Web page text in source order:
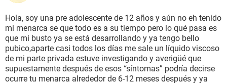
BIENESTAR
SEXUALIDAD
GLOSARIO
Hola, soy una pre adolescente de 12 años y aún no eh tenido
mi menarca se que todo es a su tiempo pero lo qué pasa es
que mi busto ya se está desarrollando y ya tengo bello
pubico,aparte casi todos los días me sale un líquido viscoso
de mi parte privada estuve investigando y averigüé que
supuestamente después de esos “síntomas” podría decirse
ocurre tu menarca alrededor de 6-12 meses después y ya